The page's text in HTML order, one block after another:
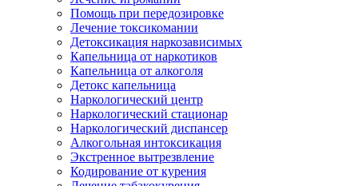
Помощь при передозировке
Лечение токсикомании
Детоксикация наркозависимых
Капельница от наркотиков
Капельница от алкоголя
Детокс капельница
Наркологический центр
Наркологический стационар
Наркологический диспансер
Алкогольная интоксикация
Экстренное вытрезвление
Кодирование от курения